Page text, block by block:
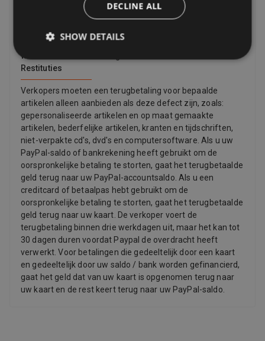
producten behalve digitale items (bijv. Digitale muziek) die
onmiddellijk aan u worden verstrekt met uw erkenning, en
andere items zoals video, dvd, audio, videogames,
producten voor seks en sensualiteit en softwareproducten
waar het item is onverzegeld.
Restituties
Verkopers moeten een terugbetaling voor bepaalde
artikelen alleen aanbieden als deze defect zijn, zoals:
gepersonaliseerde artikelen en op maat gemaakte
artikelen, bederfelijke artikelen, kranten en tijdschriften,
niet-verpakte cd's, dvd's en computersoftware. Als u uw
PayPal-saldo of bankrekening heeft gebruikt om de
oorspronkelijke betaling te storten, gaat het terugbetaalde
geld terug naar uw PayPal-accountsaldo. Als u een
creditcard of betaalpas hebt gebruikt om de
oorspronkelijke betaling te storten, gaat het terugbetaalde
geld terug naar uw kaart. De verkoper voert de
terugbetaling binnen drie werkdagen uit, maar het kan tot
30 dagen duren voordat Paypal de overdracht heeft
verwerkt. Voor betalingen die gedeeltelijk door een kaart
en gedeeltelijk door uw saldo / bank worden gefinancierd,
gaat het geld dat van uw kaart is opgenomen terug naar
uw kaart en de rest keert terug naar uw PayPal-saldo.
DECLINE ALL
SHOW DETAILS